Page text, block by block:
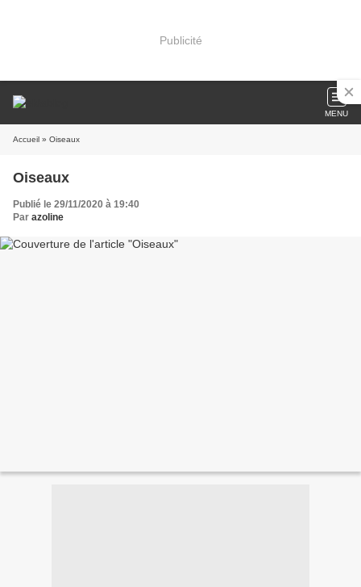
Publicité
MENU
Accueil » Oiseaux
Oiseaux
Publié le 29/11/2020 à 19:40
Par azoline